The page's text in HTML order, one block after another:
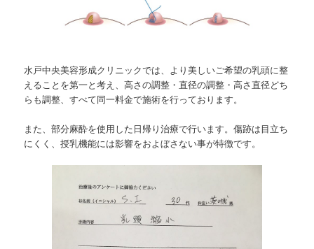
水戸中央美容形成クリニックでは、より美しいご希望の乳頭に整
えることを第一と考え、高さの調整・直径の調整・高さ直径どち
らも調整、すべて同一料金で施術を行っております。
また、部分麻酔を使用した日帰り治療で行います。傷跡は目立ち
にくく、授乳機能には影響をおよぼさない事が特徴です。